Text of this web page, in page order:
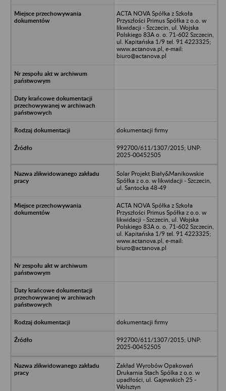
ACTA NOVA Spółka z Szkoła
Przyszłości Primus Spółka z o.o. w
likwidacji - Szczecin, ul. Wojska
Polskiego 83A o. o. 71-602 Szczecin,
ul. Kapitańska 1/9 tel. 91 4223325;
www.actanova.pl, e-mail:
biuro@actanova.pl
dokumentacji firmy
992700/611/1307/2015; UNP:
2025-00452505
Solar Projekt Biały&Manikowskie
Spółka z o.o. w likwidacji - Szczecin,
ul. Santocka 48-49
ACTA NOVA Spółka z Szkoła
Przyszłości Primus Spółka z o.o. w
likwidacji - Szczecin, ul. Wojska
Polskiego 83A o. o. 71-602 Szczecin,
ul. Kapitańska 1/9 tel. 91 4223325;
www.actanova.pl, e-mail:
biuro@actanova.pl
dokumentacji firmy
992700/611/1307/2015; UNP:
2025-00452505
Zakład Wyrobów Opakowań
Drukarnia Stach Spólka z o.o. w
upadłości, ul. Gajewskich 25 -
Wolsztyn